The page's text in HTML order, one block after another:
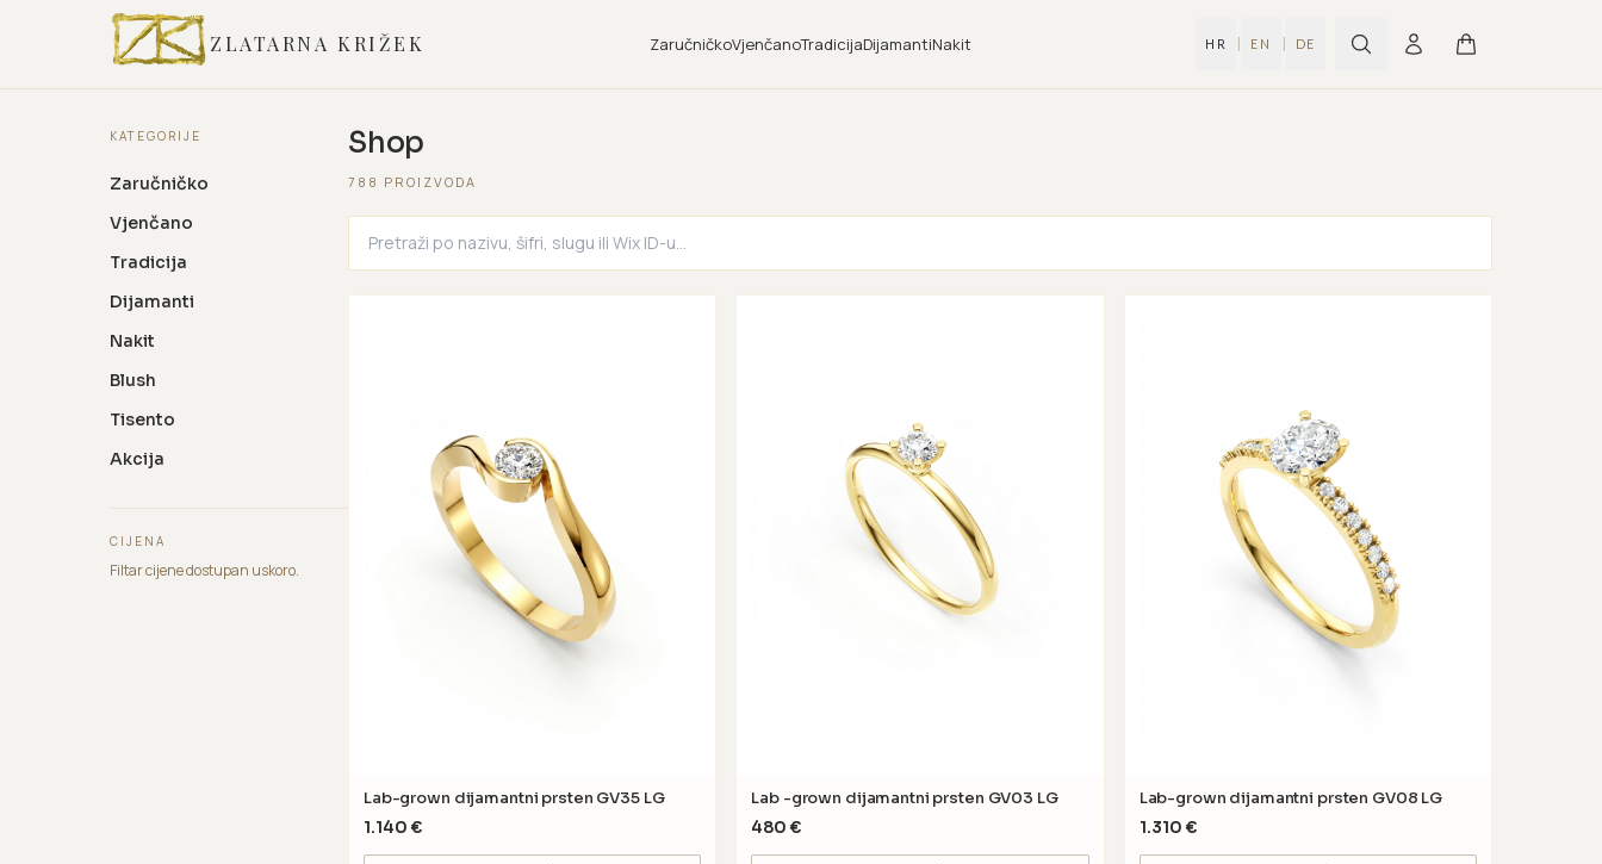
ZLATARNA KRIŽEK ZaručničkoVjenčanoTradicijaDijamantiNakit HR | EN | DE
KATEGORIJE
Zaručničko
Vjenčano
Tradicija
Dijamanti
Nakit
Blush
Tisento
Akcija
CIJENA
Filtar cijene dostupan uskoro.
Shop
788 PROIZVODA
Lab-grown dijamantni prsten GV35 LG
1.140 €
Lab -grown dijamantni prsten GV03 LG
480 €
Lab-grown dijamantni prsten GV08 LG
1.310 €